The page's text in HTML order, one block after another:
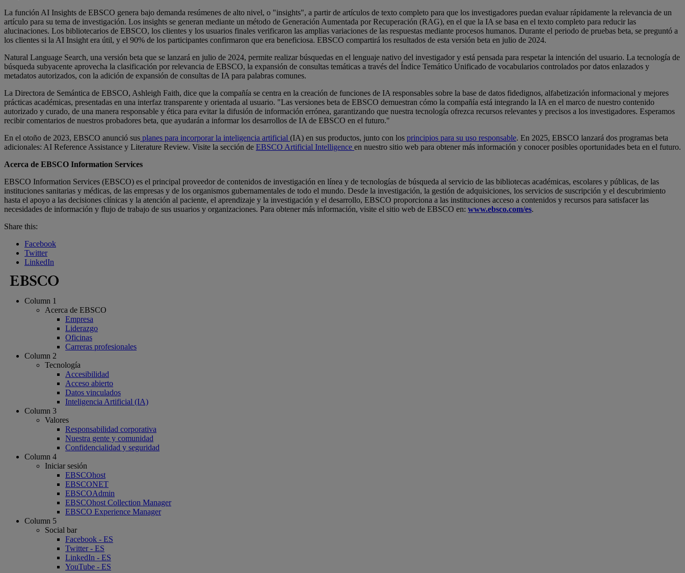
La función AI Insights de EBSCO genera bajo demanda resúmenes de alto nivel, o "insights", a partir de artículos de texto completo para que los investigadores puedan evaluar rápidamente la relevancia de un
artículo para su tema de investigación. Los insights se generan mediante un método de Generación Aumentada por Recuperación (RAG), en el que la IA se basa en el texto completo para reducir las
alucinaciones. Los bibliotecarios de EBSCO, los clientes y los usuarios finales verificaron las amplias variaciones de las respuestas mediante procesos humanos. Durante el periodo de pruebas beta, se preguntó a
los clientes si la AI Insight era útil, y el 90% de los participantes confirmaron que era beneficiosa. EBSCO compartirá los resultados de esta versión beta en julio de 2024.
Natural Language Search, una versión beta que se lanzará en julio de 2024, permite realizar búsquedas en el lenguaje nativo del investigador y está pensada para respetar la intención del usuario. La tecnología de
búsqueda subyacente aprovecha la clasificación por relevancia de EBSCO, la expansión de consultas temáticas a través del Índice Temático Unificado de vocabularios controlados por datos enlazados y
metadatos autorizados, con la adición de expansión de consultas de IA para palabras comunes.
La Directora de Semántica de EBSCO, Ashleigh Faith, dice que la compañía se centra en la creación de funciones de IA responsables sobre la base de datos fidedignos, alfabetización informacional y mejores
prácticas académicas, presentadas en una interfaz transparente y orientada al usuario. "Las versiones beta de EBSCO demuestran cómo la compañía está integrando la IA en el marco de nuestro contenido
autorizado y curado, de una manera responsable y ética para evitar la difusión de información errónea, garantizando que nuestra tecnología ofrezca recursos relevantes y precisos a los investigadores. Esperamos
recibir comentarios de nuestros probadores beta, que ayudarán a informar los desarrollos de IA de EBSCO en el futuro."
En el otoño de 2023, EBSCO anunció sus planes para incorporar la inteligencia artificial (IA) en sus productos, junto con los principios para su uso responsable. En 2025, EBSCO lanzará dos programas beta
adicionales: AI Reference Assistance y Literature Review. Visite la sección de EBSCO Artificial Intelligence en nuestro sitio web para obtener más información y conocer posibles oportunidades beta en el futuro.
Acerca de EBSCO Information Services
EBSCO Information Services (EBSCO) es el principal proveedor de contenidos de investigación en línea y de tecnologías de búsqueda al servicio de las bibliotecas académicas, escolares y públicas, de las
instituciones sanitarias y médicas, de las empresas y de los organismos gubernamentales de todo el mundo. Desde la investigación, la gestión de adquisiciones, los servicios de suscripción y el descubrimiento
hasta el apoyo a las decisiones clínicas y la atención al paciente, el aprendizaje y la investigación y el desarrollo, EBSCO proporciona a las instituciones acceso a contenidos y recursos para satisfacer las
necesidades de información y flujo de trabajo de sus usuarios y organizaciones. Para obtener más información, visite el sitio web de EBSCO en: www.ebsco.com/es.
Share this:
Facebook
Twitter
LinkedIn
Column 1
Acerca de EBSCO
Empresa
Liderazgo
Oficinas
Carreras profesionales
Column 2
Tecnología
Accesibilidad
Acceso abierto
Datos vinculados
Inteligencia Artificial (IA)
Column 3
Valores
Responsabilidad corporativa
Nuestra gente y comunidad
Confidencialidad y seguridad
Column 4
Iniciar sesión
EBSCOhost
EBSCONET
EBSCOAdmin
EBSCOhost Collection Manager
EBSCO Experience Manager
Column 5
Social bar
Facebook - ES
Twitter - ES
LinkedIn - ES
YouTube - ES